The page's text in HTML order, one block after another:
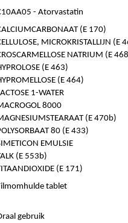
- Atorvastatin
(E 170)
MICROKRISTALLIJN (E
NATRIUM (E
(E 463)
(E 464)
1-WATER
8000
(E 470b)
80 (E 433)
EMULSIE
(E 553b)
(E 171)
tablet
gebruik